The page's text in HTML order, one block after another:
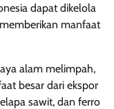
dapat dikelola
manfaat
alam melimpah,
besar dari ekspor
sawit, dan ferro